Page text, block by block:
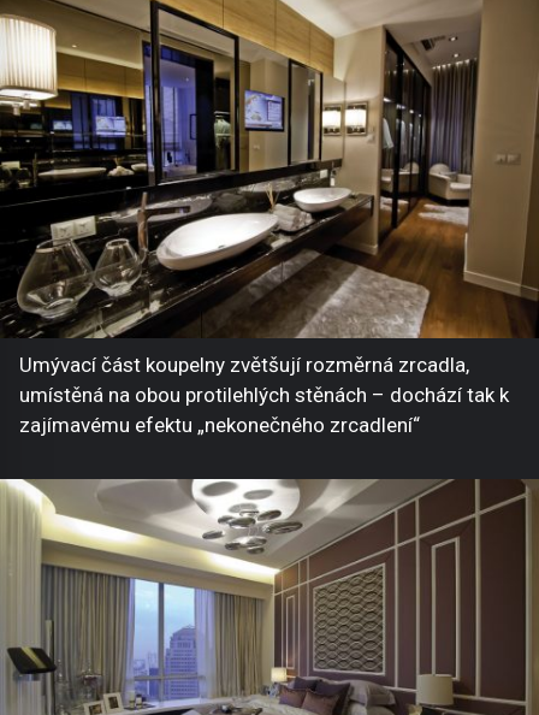
Umývací část koupelny zvětšují rozměrná zrcadla,
umístěná na obou protilehlých stěnách – dochází tak k
zajímavému efektu „nekonečného zrcadlení“